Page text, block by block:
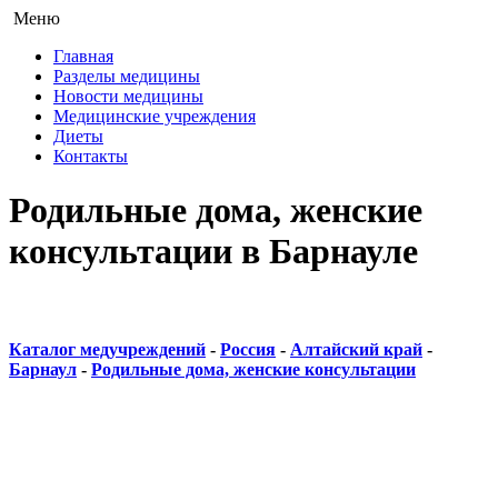
Меню
Главная
Разделы медицины
Новости медицины
Медицинские учреждения
Диеты
Контакты
Родильные дома, женские
консультации в Барнауле
Каталог медучреждений - Россия - Алтайский край -
Барнаул - Родильные дома, женские консультации